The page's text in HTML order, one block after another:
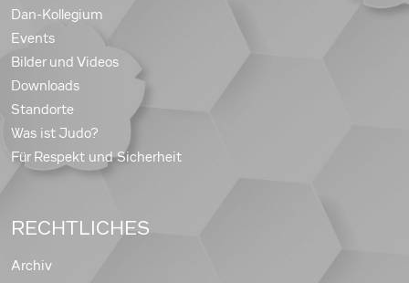
Dan-Kollegium
Events
Bilder und Videos
Downloads
Standorte
Was ist Judo?
Für Respekt und Sicherheit
RECHTLICHES
Archiv